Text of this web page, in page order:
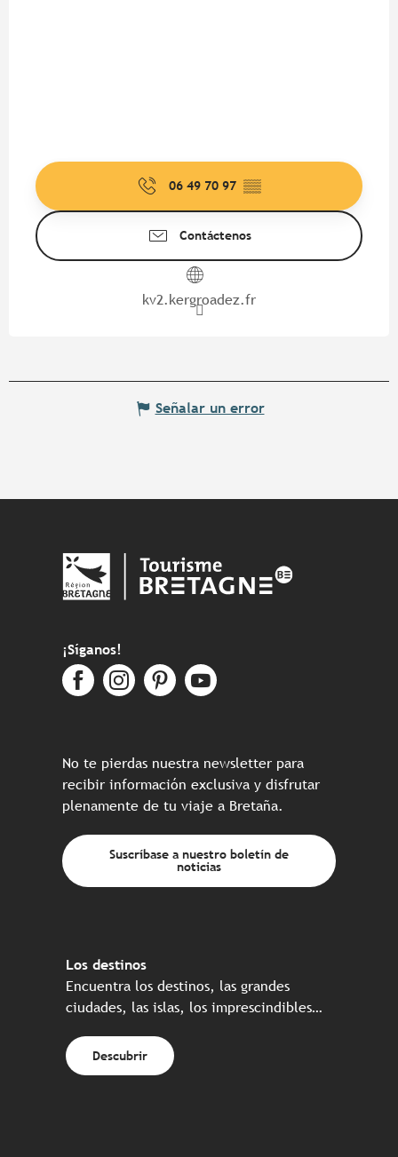
06 49 70 97 ▒▒
Contáctenos
kv2.kergroadez.fr
Señalar un error
¡Síganos!
No te pierdas nuestra newsletter para
recibir información exclusiva y disfrutar
plenamente de tu viaje a Bretaña.
Suscríbase a nuestro boletín de
noticias
Los destinos
Encuentra los destinos, las grandes
ciudades, las islas, los imprescindibles…
Descubrir